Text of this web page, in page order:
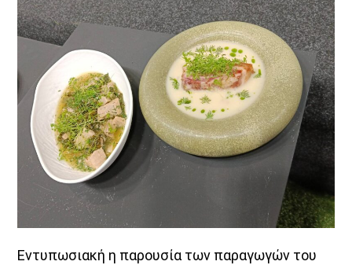
ΜΟΥΣΙΚΗ
Εντυπωσιακή η παρουσία των παραγωγών του